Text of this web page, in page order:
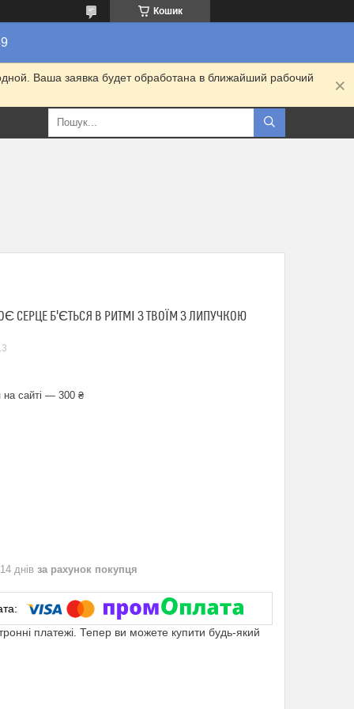
Кошик
Ваша заявка будет обработана в ближайший рабочий
СЕРЦЕ Б'ЄТЬСЯ В РИТМІ З ТВОЇМ З ЛИПУЧКОЮ
на сайті — 300 ₴
днів за рахунок покупця
платежі. Тепер ви можете купити будь-який